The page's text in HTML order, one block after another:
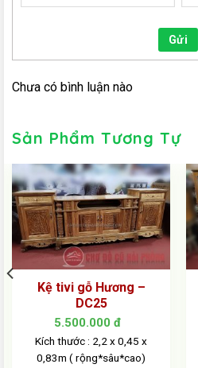
Gửi
Chưa có bình luận nào
Sản Phẩm Tương Tự
Kệ tivi gỗ Hương –
DC25
5.500.000 đ
Kích thước : 2,2 x 0,45 x
0,83m ( rộng*sâu*cao)